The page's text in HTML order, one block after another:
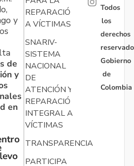
y
de
y
en
REPARACIÓN
A VÍCTIMAS
SNARIV-
SISTEMA
NACIONAL
DE
ATENCIÓN Y
REPARACIÓN
INTEGRAL A
VÍCTIMAS
TRANSPARENCIA
PARTICIPA
Todos
los
derechos
Gobierno
de
Colombia